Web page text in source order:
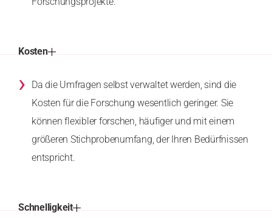
Kosten
›
Da die Umfragen selbst verwaltet werden, sind die
Kosten für die Forschung wesentlich geringer. Sie
können flexibler forschen, häufiger und mit einem
größeren Stichprobenumfang, der Ihren Bedürfnissen
entspricht.
Schnelligkeit